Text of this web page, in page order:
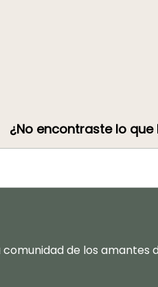
¿No encontraste lo
comunidad de los amantes